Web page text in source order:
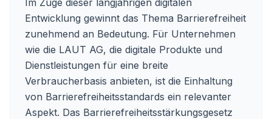
Im Zuge dieser langjährigen digitalen
Entwicklung gewinnt das Thema Barrierefreiheit
zunehmend an Bedeutung. Für Unternehmen
wie die LAUT AG, die digitale Produkte und
Dienstleistungen für eine breite
Verbraucherbasis anbieten, ist die Einhaltung
von Barrierefreiheitsstandards ein relevanter
Aspekt. Das Barrierefreiheitsstärkungsgesetz